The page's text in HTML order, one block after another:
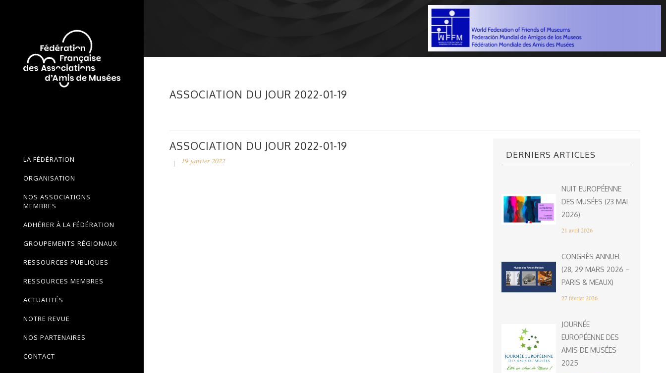
LA FÉDÉRATION
ORGANISATION
NOS ASSOCIATIONS
MEMBRES
ADHÉRER À LA FÉDÉRATION
GROUPEMENTS RÉGIONAUX
RESSOURCES PUBLIQUES
RESSOURCES MEMBRES
ACTUALITÉS
NOTRE REVUE
NOS PARTENAIRES
CONTACT
ASSOCIATION DU JOUR 2022-01-19
ASSOCIATION DU JOUR 2022-01-19
19 janvier 2022
DERNIERS ARTICLES
NUIT EUROPÉENNE
DES MUSÉES (23 MAI
2026)
21 avril 2026
CONGRÈS ANNUEL
(28, 29 MARS 2026 –
PARIS & MEAUX)
27 février 2026
JOURNÉE
EUROPÉENNE DES
AMIS DE MUSÉES
2025